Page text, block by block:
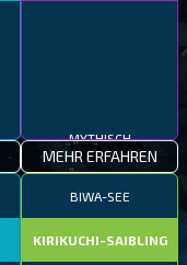
MEHR ERFAHREN
BIWA-SEE
KIRIKUCHI-SAIBLING